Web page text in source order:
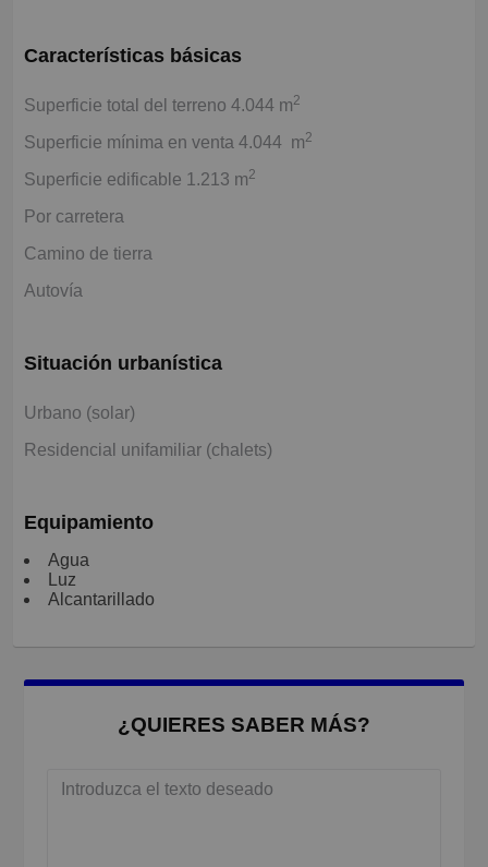
Características básicas
Superficie total del terreno 4.044 m2
Superficie mínima en venta 4.044 m2
Superficie edificable 1.213 m2
Por carretera
Camino de tierra
Autovía
Situación urbanística
Urbano (solar)
Residencial unifamiliar (chalets)
Equipamiento
Agua
Luz
Alcantarillado
¿QUIERES SABER MÁS?